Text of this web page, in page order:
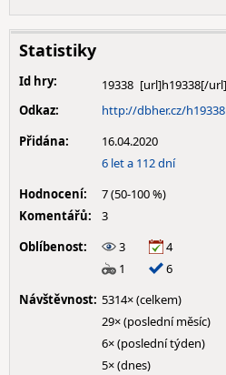
Statistiky
Id hry:
19338
Odkaz:
http://dbher.cz/h19338
Přidána:
16.04.2020
6 let a 112 dní
Hodnocení:
7 (50-100 %)
Komentářů:
3
Oblíbenost:
3
4
1
6
Návštěvnost: 5314× (celkem)
29× (poslední měsíc)
6× (poslední týden)
5× (dnes)